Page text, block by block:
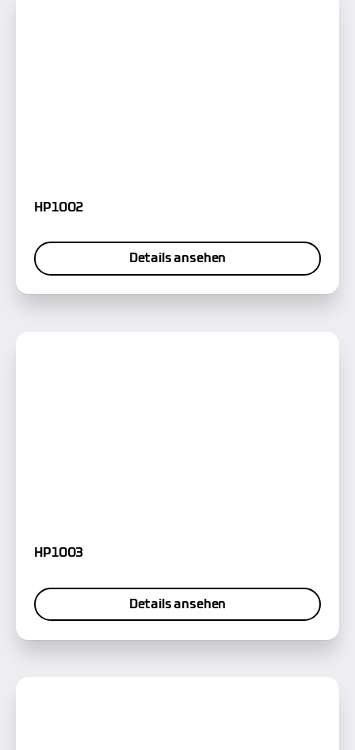
HP1002
Details ansehen
HP1003
Details ansehen